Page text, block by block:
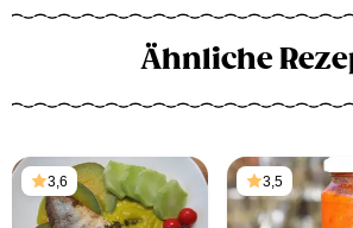
Ähnliche
3,6 3,5